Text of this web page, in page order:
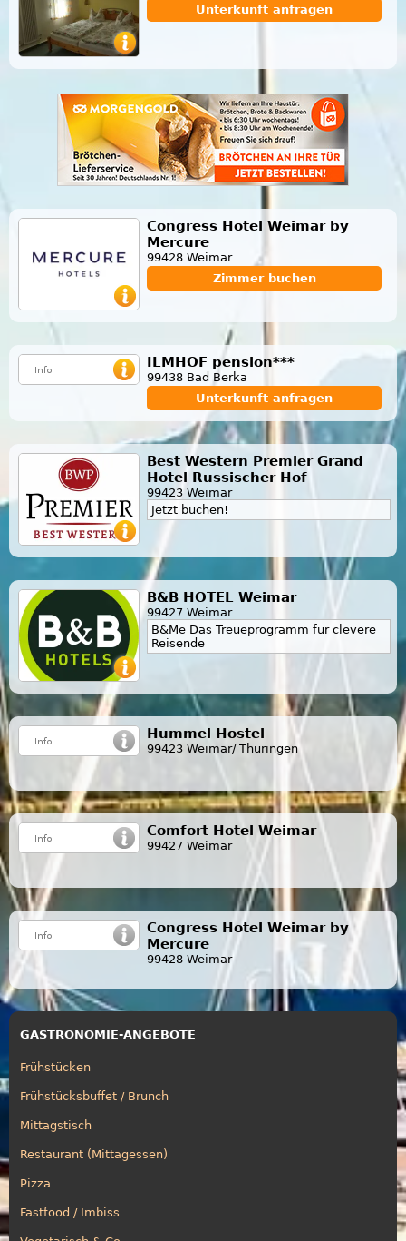
Unterkunft anfragen
Congress Hotel Weimar by
Mercure
99428 Weimar
Zimmer buchen
ILMHOF pension***
99438 Bad Berka
Unterkunft anfragen
Best Western Premier Grand
Hotel Russischer Hof
99423 Weimar
Jetzt buchen!
B&B HOTEL Weimar
99427 Weimar
B&Me Das Treueprogramm für clevere
Reisende
Hummel Hostel
99423 Weimar/ Thüringen
Comfort Hotel Weimar
99427 Weimar
Congress Hotel Weimar by
Mercure
99428 Weimar
GASTRONOMIE-ANGEBOTE
Frühstücken
Frühstücksbuffet / Brunch
Mittagstisch
Restaurant (Mittagessen)
Pizza
Fastfood / Imbiss